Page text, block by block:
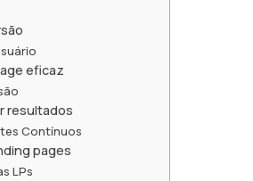
eficaz
resultados
Contínuos
pages
LPs